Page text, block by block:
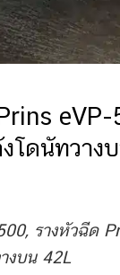
eVP-
โดนัทวาง
รางหัวฉีด
งบน 42L